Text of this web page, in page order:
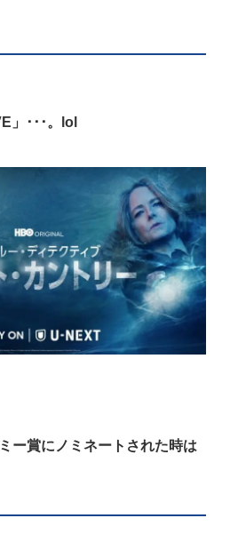
」･･･。lol
ー賞にノミネートされた時は